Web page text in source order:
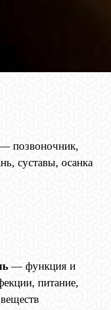
позвоночник,
суставы, осанка
— функция и
питание,